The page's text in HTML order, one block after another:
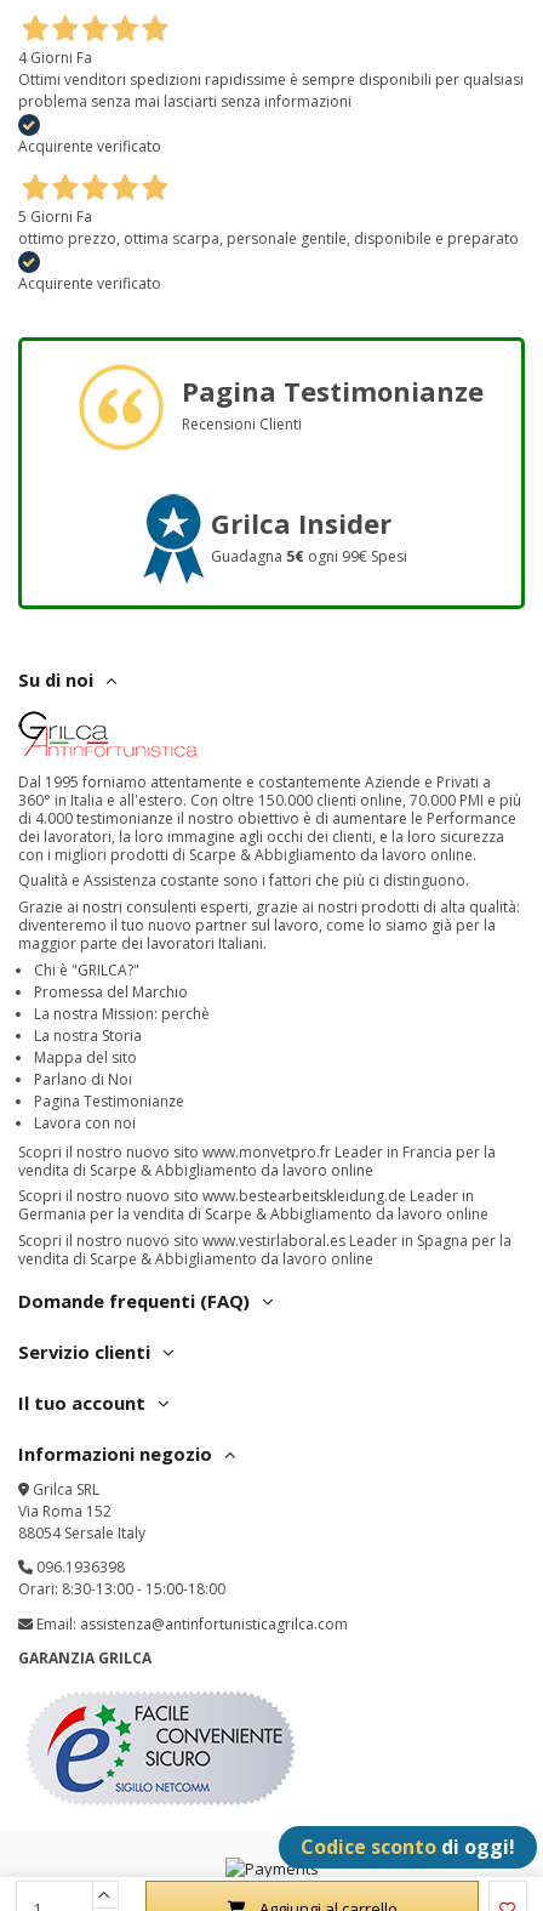
4 Giorni Fa
Ottimi venditori spedizioni rapidissime è sempre disponibili per qualsiasi
problema senza mai lasciarti senza informazioni
Acquirente verificato
5 Giorni Fa
ottimo prezzo, ottima scarpa, personale gentile, disponibile e preparato
Acquirente verificato
Pagina Testimonianze
Recensioni Clienti
Grilca Insider
Guadagna 5€ ogni 99€ Spesi
Su di noi
Dal 1995 forniamo attentamente e costantemente Aziende e Privati a
360° in Italia e all'estero. Con oltre 150.000 clienti online, 70.000 PMI e più
di 4.000 testimonianze il nostro obiettivo è di aumentare le Performance
dei lavoratori, la loro immagine agli occhi dei clienti, e la loro sicurezza
con i migliori prodotti di Scarpe & Abbigliamento da lavoro online.
Qualità e Assistenza costante sono i fattori che più ci distinguono.
Grazie ai nostri consulenti esperti, grazie ai nostri prodotti di alta qualità:
diventeremo il tuo nuovo partner sul lavoro, come lo siamo già per la
maggior parte dei lavoratori Italiani.
Chi è "GRILCA?"
Promessa del Marchio
La nostra Mission: perchè
La nostra Storia
Mappa del sito
Parlano di Noi
Pagina Testimonianze
Lavora con noi
Scopri il nostro nuovo sito www.monvetpro.fr Leader in Francia per la
vendita di Scarpe & Abbigliamento da lavoro online
Scopri il nostro nuovo sito www.bestearbeitskleidung.de Leader in
Germania per la vendita di Scarpe & Abbigliamento da lavoro online
Scopri il nostro nuovo sito www.vestirlaboral.es Leader in Spagna per la
vendita di Scarpe & Abbigliamento da lavoro online
Domande frequenti (FAQ)
Servizio clienti
Il tuo account
Informazioni negozio
Grilca SRL
Via Roma 152
88054 Sersale Italy
096.1936398
Orari: 8:30-13:00 - 15:00-18:00
Email: assistenza@antinfortunisticagrilca.com
GARANZIA GRILCA
Grilca SRL - P.IVA: IT02342180797 - All Rights Reserved
Codice sconto di oggi!